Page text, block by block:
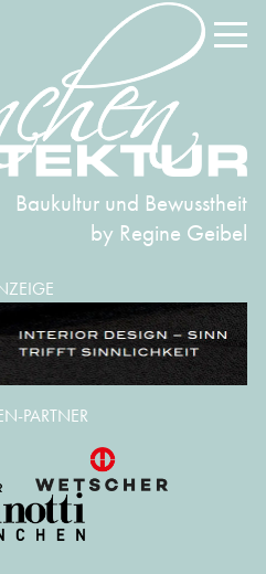
Baukultur und Bewusstheit
by Regine Geibel